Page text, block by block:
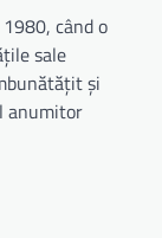
când o
sale
și
anumitor